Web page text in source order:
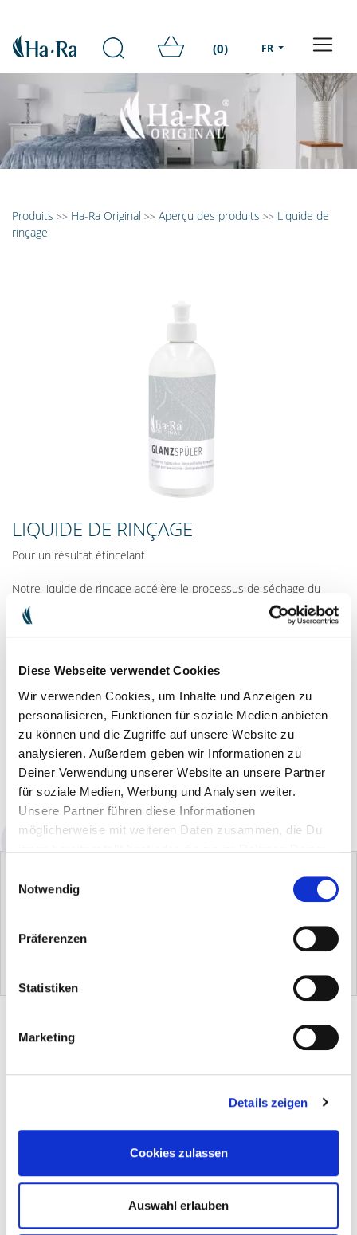
Diese Webseite verwendet Cookies
Wir verwenden Cookies, um Inhalte und Anzeigen zu
personalisieren, Funktionen für soziale Medien anbieten
zu können und die Zugriffe auf unsere Website zu
analysieren. Außerdem geben wir Informationen zu
Deiner Verwendung unserer Website an unsere Partner
für soziale Medien, Werbung und Analysen weiter.
Unsere Partner führen diese Informationen
möglicherweise mit weiteren Daten zusammen, die Du
Notwendig
Präferenzen
Statistiken
Marketing
Details zeigen
Cookies zulassen
Auswahl erlauben
(0) FR
Produits >> Ha-Ra Original >> Aperçu des produits >> Liquide de
rinçage
LIQUIDE DE RINÇAGE
Pour un résultat étincelant
Notre liquide de rinçage accélère le processus de séchage du
lave-vaisselle et garantit un éclat intense et sans traces sur la
vaisselle, les verres et les couverts.
13,80 € / 1l
Contenu : 500 ml
DANS LE PANIER
Disponibilité : immédiatement disponible
Sel régénérant spécial
0,00 €
COMPOSANTS & INFORMATIONS
vaisselle, les verres et les couverts
» Enlève efficacement les taches d’eau et les restes de